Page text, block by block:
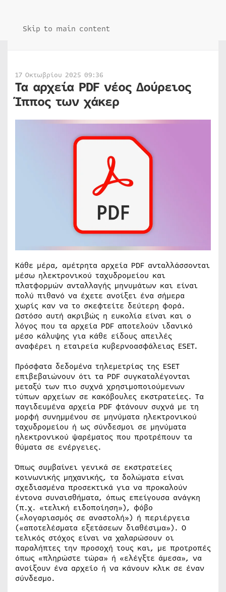
Skip to main content
17 Οκτωβρίου 2025 09:36
Τα αρχεία PDF νέος Δούρειος
Ίππος των χάκερ
Κάθε μέρα, αμέτρητα αρχεία PDF ανταλλάσσονται
μέσω ηλεκτρονικού ταχυδρομείου και
πλατφορμών ανταλλαγής μηνυμάτων και είναι
πολύ πιθανό να έχετε ανοίξει ένα σήμερα
χωρίς καν να το σκεφτείτε δεύτερη φορά.
Ωστόσο αυτή ακριβώς η ευκολία είναι και ο
λόγος που τα αρχεία PDF αποτελούν ιδανικό
μέσο κάλυψης για κάθε είδους απειλές
αναφέρει η εταιρεία κυβερνοασφάλειας ESET.
Πρόσφατα δεδομένα τηλεμετρίας της ESET
επιβεβαιώνουν ότι τα PDF συγκαταλέγονται
μεταξύ των πιο συχνά χρησιμοποιούμενων
τύπων αρχείων σε κακόβουλες εκστρατείες. Τα
παγιδευμένα αρχεία PDF φτάνουν συχνά με τη
μορφή συνημμένου σε μηνύματα ηλεκτρονικού
ταχυδρομείου ή ως σύνδεσμοι σε μηνύματα
ηλεκτρονικού ψαρέματος που προτρέπουν τα
θύματα σε ενέργειες.
Όπως συμβαίνει γενικά σε εκστρατείες
κοινωνικής μηχανικής, τα δολώματα είναι
σχεδιασμένα προσεκτικά για να προκαλούν
έντονα συναισθήματα, όπως επείγουσα ανάγκη
(π.χ. «τελική ειδοποίηση»), φόβο
(«λογαριασμός σε αναστολή») ή περιέργεια
(«αποτελέσματα εξετάσεων διαθέσιμα»). Ο
τελικός στόχος είναι να χαλαρώσουν οι
παραλήπτες την προσοχή τους και, με προτροπές
όπως «πληρώστε τώρα» ή «ελέγξτε άμεσα», να
ανοίξουν ένα αρχείο ή να κάνουν κλικ σε έναν
σύνδεσμο.